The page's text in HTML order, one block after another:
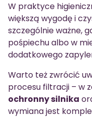
W praktyce
większą wygodę i
szczególnie ważne,
pośpiechu albo w
dodatkowego
Warto też zwrócić
procesu filtracji – w
ochronny silnika
wymiana jest